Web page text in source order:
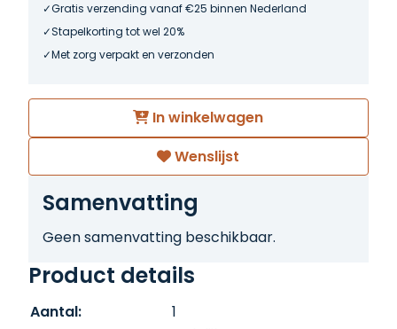
Gratis verzending vanaf €25 binnen Nederland
Stapelkorting tot wel 20%
Met zorg verpakt en verzonden
In winkelwagen
Wenslijst
Samenvatting
Geen samenvatting beschikbaar.
Product details
Aantal:
1